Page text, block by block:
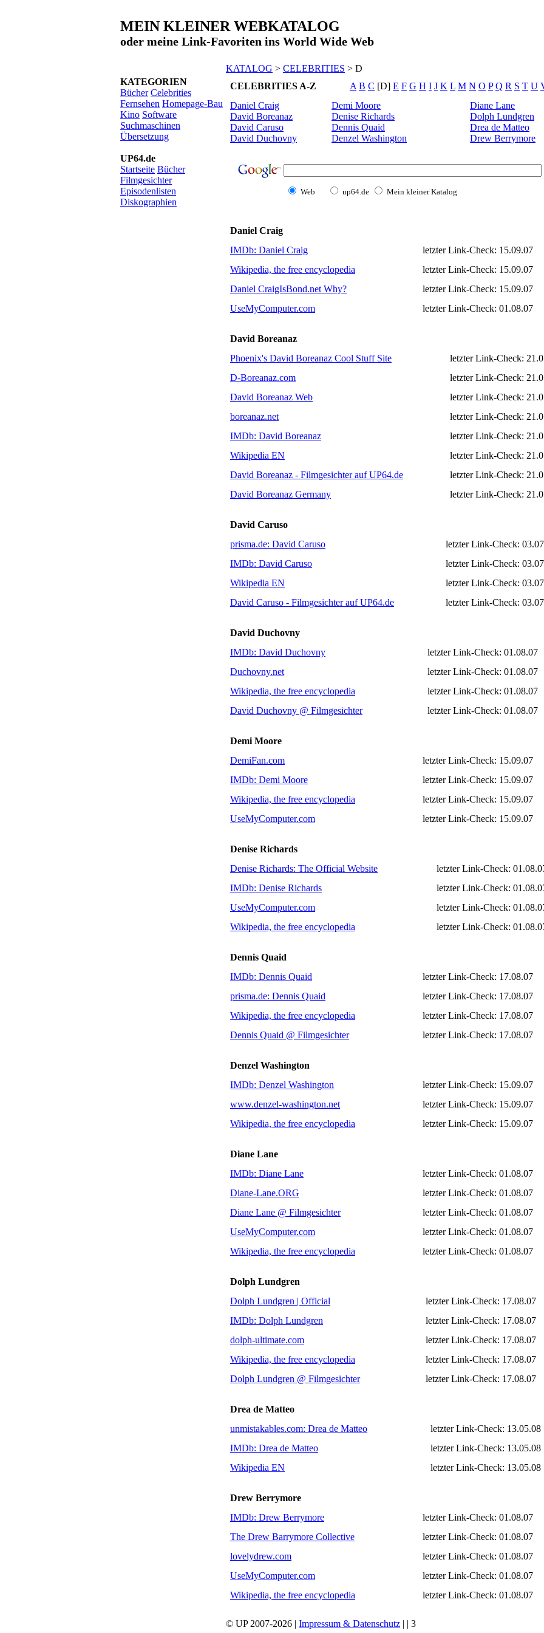
MEIN KLEINER WEBKATALOG
oder meine Link-Favoriten ins World Wide Web
KATALOG > CELEBRITIES > D
KATEGORIEN
Bücher Celebrities
Fernsehen Homepage-Bau
Kino Software
Suchmaschinen
Übersetzung
UP64.de
Startseite Bücher
Filmgesichter
Episodenlisten
Diskographien
CELEBRITIES A-Z A B C [D] E F G H I J K L M N O P Q R S T U
Daniel Craig
David Boreanaz
David Caruso
David Duchovny
Demi Moore
Denise Richards
Dennis Quaid
Denzel Washington
Diane Lane
Dolph Lundgren
Drea de Matteo
Drew Berrymore
Web up64.de Mein kleiner Katalog
Daniel Craig
IMDb: Daniel Craig
letzter Link-Check: 15.09.07
Wikipedia, the free encyclopedia
letzter Link-Check: 15.09.07
Daniel CraigIsBond.net Why?
letzter Link-Check: 15.09.07
UseMyComputer.com
letzter Link-Check: 01.08.07
David Boreanaz
Phoenix's David Boreanaz Cool Stuff Site
letzter Link-Check:
D-Boreanaz.com
letzter Link-Check:
David Boreanaz Web
letzter Link-Check:
boreanaz.net
letzter Link-Check:
IMDb: David Boreanaz
letzter Link-Check:
Wikipedia EN
letzter Link-Check:
David Boreanaz - Filmgesichter auf UP64.de
letzter Link-Check:
David Boreanaz Germany
letzter Link-Check:
David Caruso
prisma.de: David Caruso
letzter Link-Check:
IMDb: David Caruso
letzter Link-Check:
Wikipedia EN
letzter Link-Check:
David Caruso - Filmgesichter auf UP64.de
letzter Link-Check:
David Duchovny
IMDb: David Duchovny
letzter Link-Check: 01.08.07
Duchovny.net
letzter Link-Check: 01.08.07
Wikipedia, the free encyclopedia
letzter Link-Check: 01.08.07
David Duchovny @ Filmgesichter
letzter Link-Check: 01.08.07
Demi Moore
DemiFan.com
letzter Link-Check: 15.09.07
IMDb: Demi Moore
letzter Link-Check: 15.09.07
Wikipedia, the free encyclopedia
letzter Link-Check: 15.09.07
UseMyComputer.com
letzter Link-Check: 15.09.07
Denise Richards
Denise Richards: The Official Website
letzter Link-Check:
IMDb: Denise Richards
letzter Link-Check:
UseMyComputer.com
letzter Link-Check:
Wikipedia, the free encyclopedia
letzter Link-Check:
Dennis Quaid
IMDb: Dennis Quaid
letzter Link-Check: 17.08.07
prisma.de: Dennis Quaid
letzter Link-Check: 17.08.07
Wikipedia, the free encyclopedia
letzter Link-Check: 17.08.07
Dennis Quaid @ Filmgesichter
letzter Link-Check: 17.08.07
Denzel Washington
IMDb: Denzel Washington
letzter Link-Check: 15.09.07
www.denzel-washington.net
letzter Link-Check: 15.09.07
Wikipedia, the free encyclopedia
letzter Link-Check: 15.09.07
Diane Lane
IMDb: Diane Lane
letzter Link-Check: 01.08.07
Diane-Lane.ORG
letzter Link-Check: 01.08.07
Diane Lane @ Filmgesichter
letzter Link-Check: 01.08.07
UseMyComputer.com
letzter Link-Check: 01.08.07
Wikipedia, the free encyclopedia
letzter Link-Check: 01.08.07
Dolph Lundgren
Dolph Lundgren | Official
letzter Link-Check: 17.08.07
IMDb: Dolph Lundgren
letzter Link-Check: 17.08.07
dolph-ultimate.com
letzter Link-Check: 17.08.07
Wikipedia, the free encyclopedia
letzter Link-Check: 17.08.07
Dolph Lundgren @ Filmgesichter
letzter Link-Check: 17.08.07
Drea de Matteo
unmistakables.com: Drea de Matteo
letzter Link-Check: 13.05.08
IMDb: Drea de Matteo
letzter Link-Check: 13.05.08
Wikipedia EN
letzter Link-Check: 13.05.08
Drew Berrymore
IMDb: Drew Berrymore
letzter Link-Check: 01.08.07
The Drew Barrymore Collective
letzter Link-Check: 01.08.07
lovelydrew.com
letzter Link-Check: 01.08.07
UseMyComputer.com
letzter Link-Check: 01.08.07
Wikipedia, the free encyclopedia
letzter Link-Check: 01.08.07
© UP 2007-2026 | Impressum & Datenschutz | | 3